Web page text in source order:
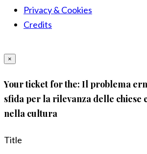
Privacy & Cookies
Credits
×
Your ticket for the: Il problema
sfida per la rilevanza delle chiese
nella cultura
Title